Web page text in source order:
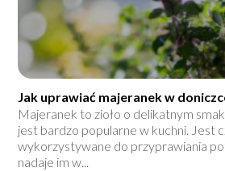
Jak uprawiać majeranek w
Majeranek to zioło o delikatnym
jest bardzo popularne w kuchni. Jest
wykorzystywane do przyprawiania
nadaje im w...